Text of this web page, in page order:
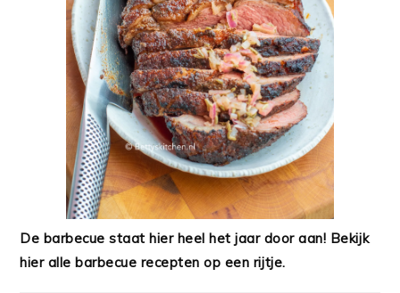
De barbecue staat hier heel het jaar door aan! Bekijk
hier alle barbecue recepten op een rijtje.